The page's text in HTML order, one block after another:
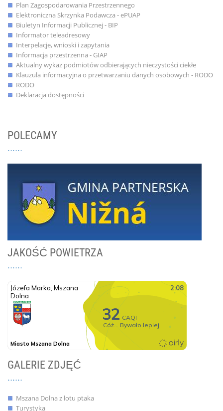
Plan Zagospodarowania Przestrzennego
Elektroniczna Skrzynka Podawcza - ePUAP
Biuletyn Informacji Publicznej - BIP
Informator teleadresowy
Interpelacje, wnioski i zapytania
Informacja przestrzenna - GIAP
Aktualny wykaz podmiotów odbierających nieczystości ciekłe
Klauzula informacyjna o przetwarzaniu danych osobowych - RODO
RODO
Deklaracja dostępności
POLECAMY
JAKOŚĆ POWIETRZA
GALERIE ZDJĘĆ
Mszana Dolna z lotu ptaka
Turystyka